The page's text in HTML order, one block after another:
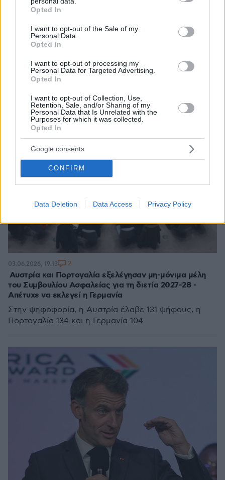
grant or deny consent to Google and its third-party tags to
use your data for below specified purposes in below Google
consent section.
Opted In
I want to opt-out of the Sale of my
Personal Data.
Opted In
I want to opt-out of processing my
Personal Data for Targeted Advertising.
Opted In
I want to opt-out of Collection, Use,
Retention, Sale, and/or Sharing of my
Personal Data that Is Unrelated with the
Purposes for which it was collected.
Opted In
Google consents
CONFIRM
Data Deletion Data Access Privacy Policy
νέες ανταλλαγές πυρών μεταξύ του Ιράν και των
Αυστρία και Πορτογαλία εξελέγησαν μη-μόνιμα μέλη
του Συμβουλίου Ασφαλείας για τη διετία 2027-28 -
Απέτυχε να εκλεγεί η Γερμανία
Στην ψηφοφορία, η Αυστρία έλαβε 131 ψήφους, η
Πορτογαλία 134 και η Γερμανία 104
03.06.2026, 19:13 2